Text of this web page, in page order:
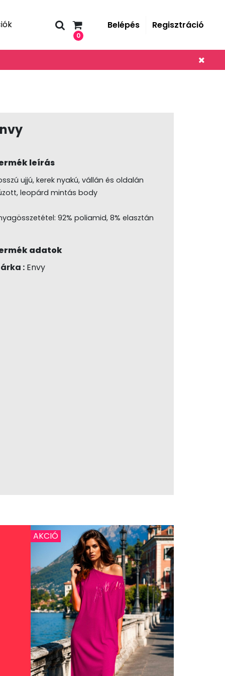
0
Belépés Regisztráció
leírás
ujjú, kerek nyakú, vállán és oldalán
leopárd mintás body
92% poliamid, 8% elasztán
adatok
:Envy
AKCIÓ